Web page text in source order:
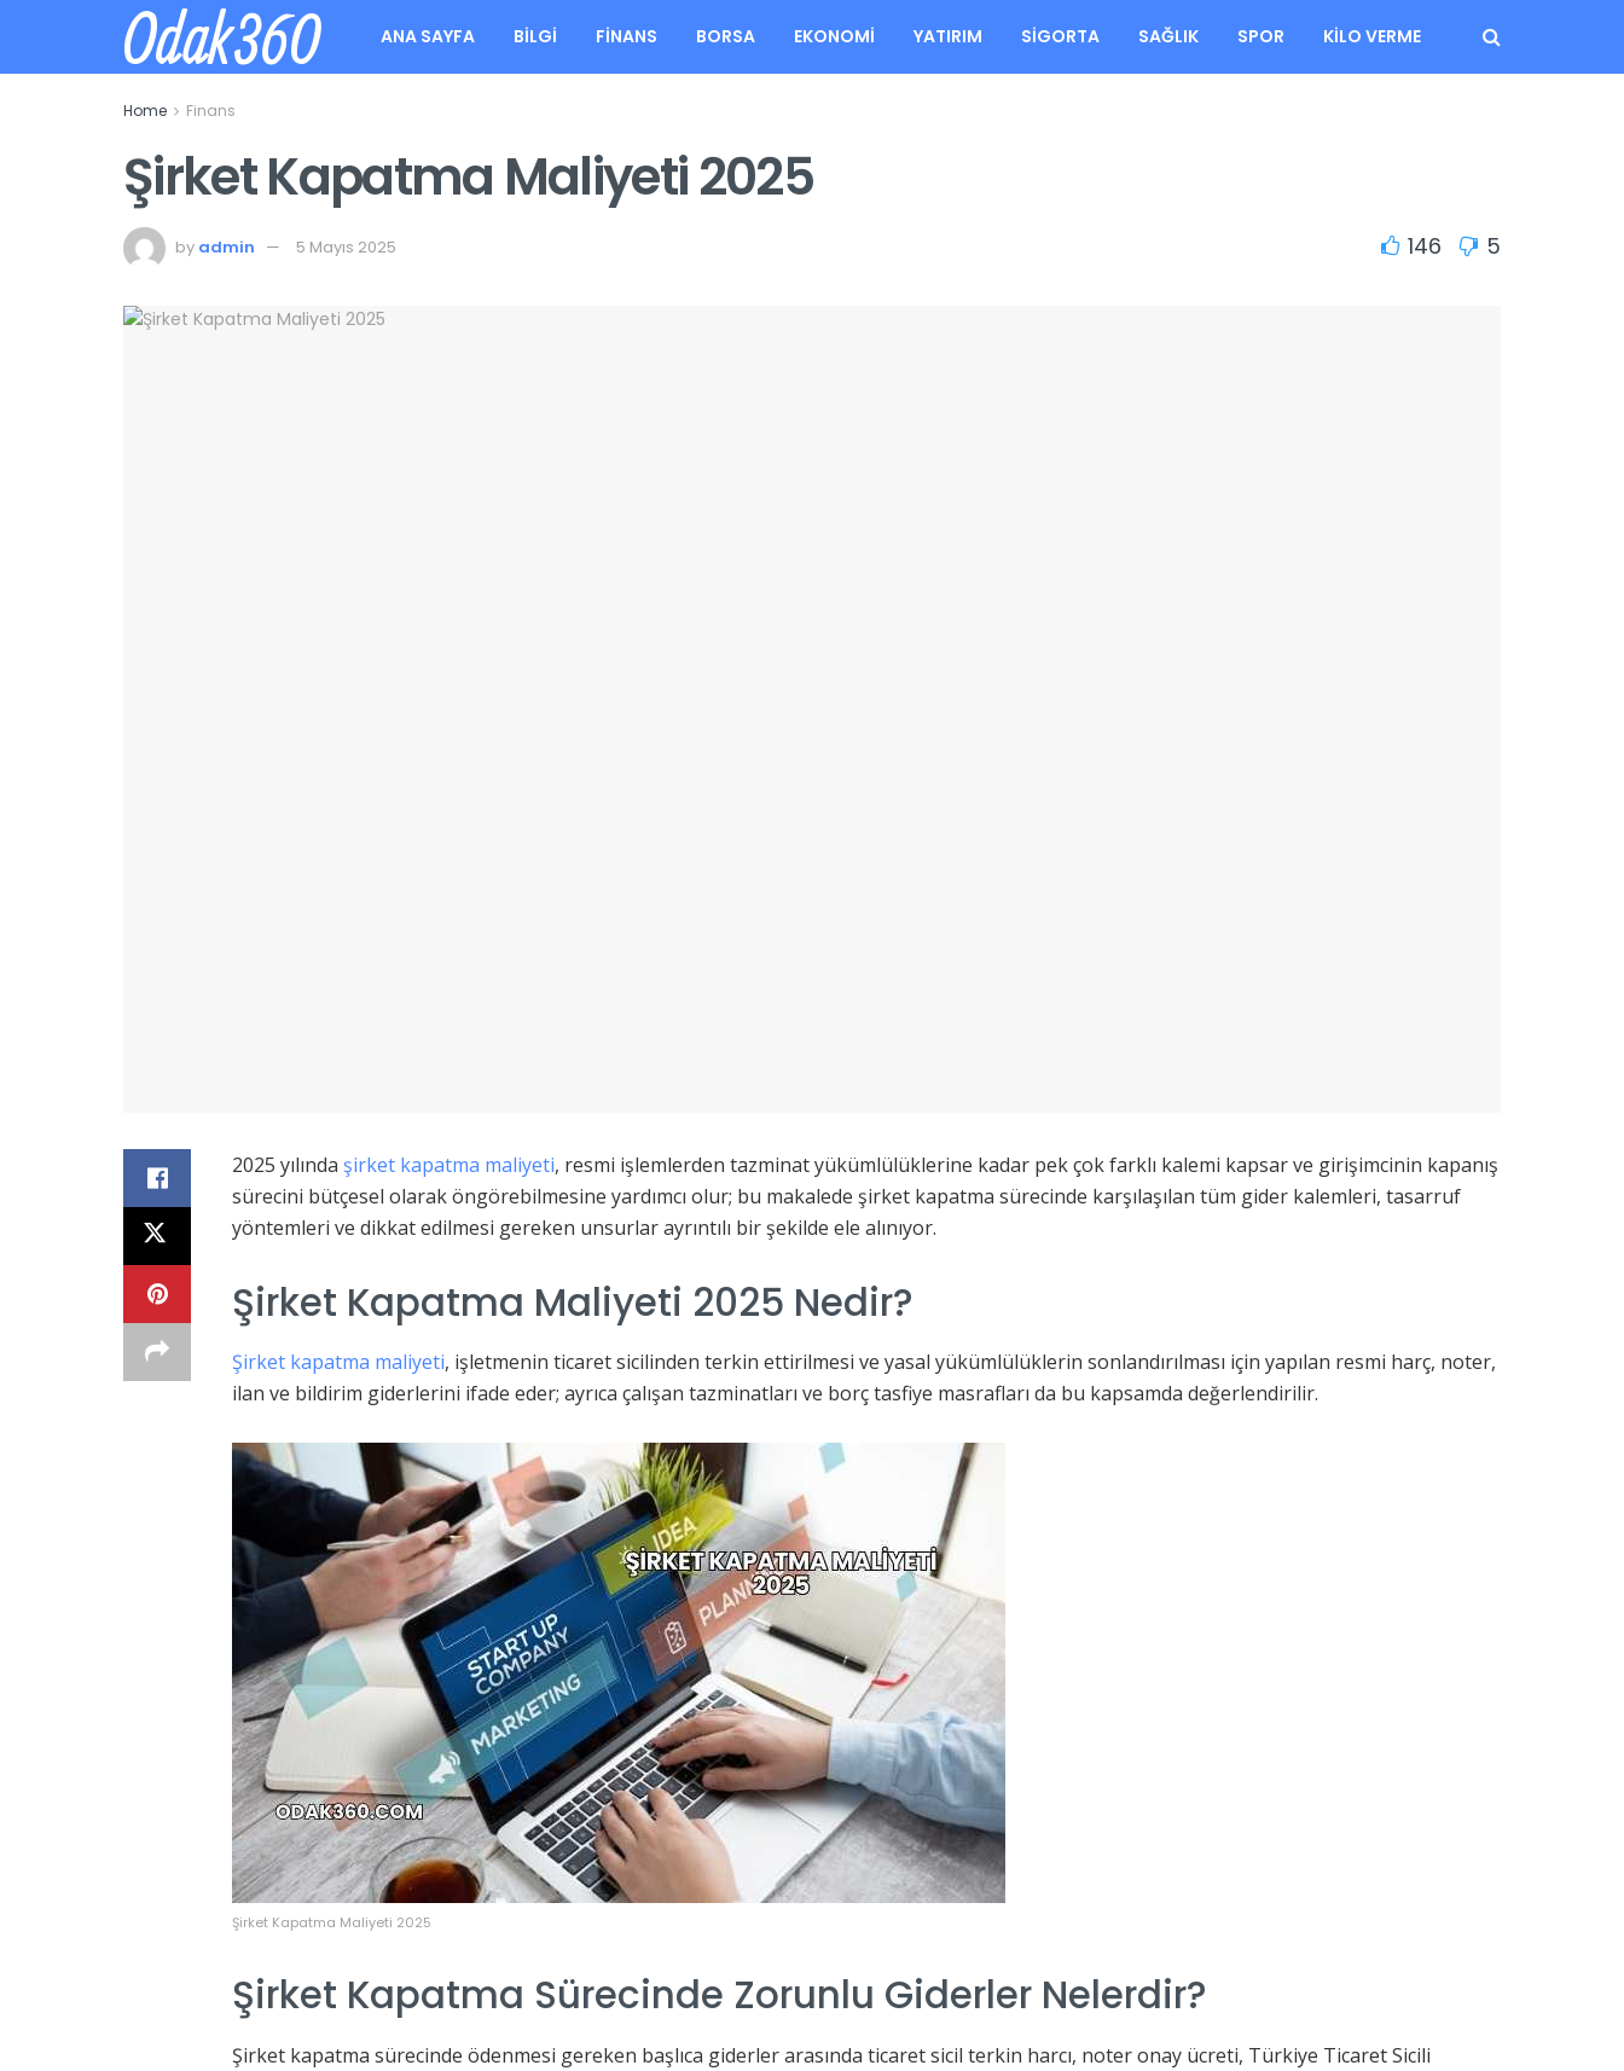
Odak360 ANA SAYFA BILGI FINANS BORSA EKONOMI YATIRIM SIGORTA SAĞLIK SPOR KILO VERME
Home Finans
Şirket Kapatma Maliyeti 2025
by admin 5 Mayıs 2025 146 5
2025 yılında şirket kapatma maliyeti, resmi işlemlerden tazminat yükümlülüklerine kadar pek çok farklı kalemi kapsar ve girişimcinin kapanış
sürecini bütçesel olarak öngörebilmesine yardımcı olur; bu makalede şirket kapatma sürecinde karşılaşılan tüm gider kalemleri, tasarruf
yöntemleri ve dikkat edilmesi gereken unsurlar ayrıntılı bir şekilde ele alınıyor.
Şirket Kapatma Maliyeti 2025 Nedir?
Şirket kapatma maliyeti, işletmenin ticaret sicilinden terkin ettirilmesi ve yasal yükümlülüklerin sonlandırılması için yapılan resmi harç, noter,
ilan ve bildirim giderlerini ifade eder; ayrıca çalışan tazminatları ve borç tasfiye masrafları da bu kapsamda değerlendirilir.
Şirket Kapatma Maliyeti 2025
Şirket Kapatma Sürecinde Zorunlu Giderler Nelerdir?
Şirket kapatma sürecinde ödenmesi gereken başlıca giderler arasında ticaret sicil terkin harcı, noter onay ücreti, Türkiye Ticaret Sicili